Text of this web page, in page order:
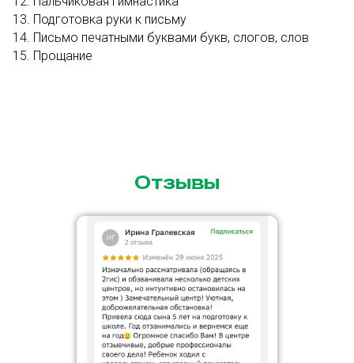
Подготовка руки к письму
Письмо печатными буквами букв, слогов, слов
Прощание
Отзывы